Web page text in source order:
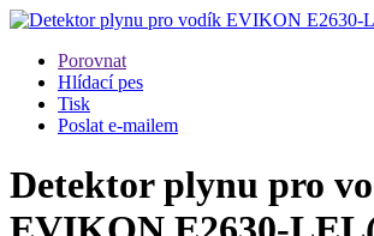
Porovnat
Hlídací pes
Tisk
Poslat e-mailem
Detektor plynu pro